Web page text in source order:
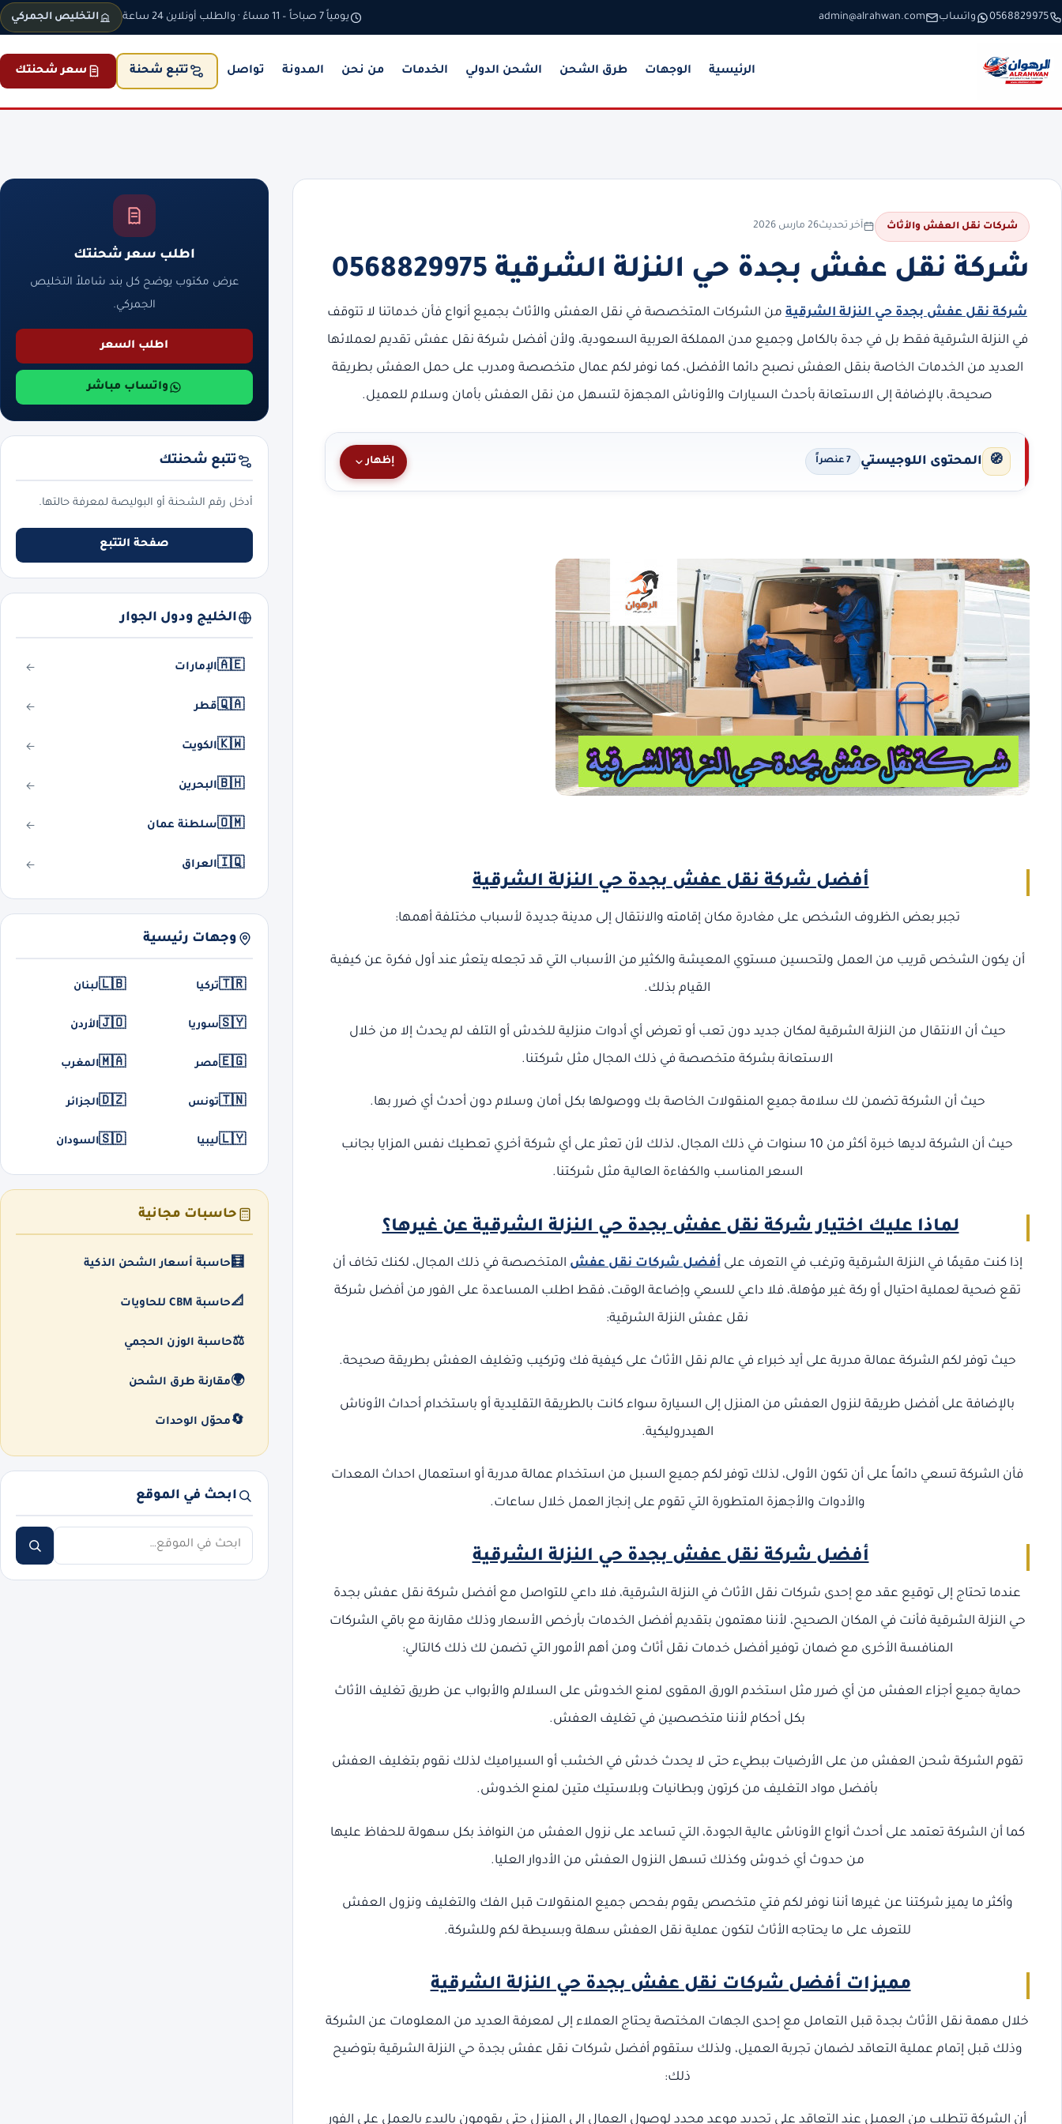
تخطَّ إلى المحتوى
0568829975 واتساب admin@alrahwan.com يومياً 7 صباحاً – 11 مساءً · والطلب أونلاين 24 ساعة التخليص الجمركي
الرئيسية الوجهات طرق الشحن الشحن الدولي الخدمات من نحن المدونة تواصل تتبع شحنة سعر شحنتك
شركات نقل العفش والأثاث آخر تحديث26 مارس 2026
شركة نقل عفش بجدة حي النزلة الشرقية 0568829975
شركة نقل عفش بجدة حي النزلة الشرقية من الشركات المتخصصة في نقل العفش والأثاث بجميع أنواع فأن خدماتنا لا تتوقف
في النزلة الشرقية فقط بل في جدة بالكامل وجميع مدن المملكة العربية السعودية، ولأن أفضل شركة نقل عفش تقديم لعملائها
العديد من الخدمات الخاصة بنقل العفش نصبح دائما الأفضل، كما نوفر لكم عمال متخصصة ومدرب على حمل العفش بطريقة
صحيحة، بالإضافة إلى الاستعانة بأحدث السيارات والأوناش المجهزة لتسهل من نقل العفش بأمان وسلام للعميل.
🧭 المحتوى اللوجيستي 7 عنصراً إظهار
أفضل شركة نقل عفش بجدة حي النزلة الشرقية
تجبر بعض الظروف الشخص على مغادرة مكان إقامته والانتقال إلى مدينة جديدة لأسباب مختلفة أهمها:
أن يكون الشخص قريب من العمل ولتحسين مستوي المعيشة والكثير من الأسباب التي قد تجعله يتعثر عند أول فكرة عن كيفية
القيام بذلك.
حيث أن الانتقال من النزلة الشرقية لمكان جديد دون تعب أو تعرض أي أدوات منزلية للخدش أو التلف لم يحدث إلا من خلال
الاستعانة بشركة متخصصة في ذلك المجال مثل شركتنا.
حيث أن الشركة تضمن لك سلامة جميع المنقولات الخاصة بك ووصولها بكل أمان وسلام دون أحدث أي ضرر بها.
حيث أن الشركة لديها خبرة أكثر من 10 سنوات في ذلك المجال، لذلك لأن تعثر على أي شركة أخري تعطيك نفس المزايا بجانب
السعر المناسب والكفاءة العالية مثل شركتنا.
لماذا عليك اختيار شركة نقل عفش بجدة حي النزلة الشرقية عن غيرها؟
إذا كنت مقيمًا في النزلة الشرقية وترغب في التعرف علىأفضل شركات نقل عفشالمتخصصة في ذلك المجال، لكنك تخاف أن
تقع ضحية لعملية احتيال أو ركة غير مؤهلة، فلا داعي للسعي وإضاعة الوقت، فقط اطلب المساعدة على الفور من أفضل شركة
نقل عفش النزلة الشرقية:
حيث توفر لكم الشركة عمالة مدربة على أيد خبراء في عالم نقل الأثاث على كيفية فك وتركيب وتغليف العفش بطريقة صحيحة.
بالإضافة على أفضل طريقة لنزول العفش من المنزل إلى السيارة سواء كانت بالطريقة التقليدية أو باستخدام أحداث الأوناش
الهيدروليكية.
فأن الشركة تسعي دائماً على أن تكون الأولى، لذلك توفر لكم جميع السبل من استخدام عمالة مدربة أو استعمال احداث المعدات
والأدوات والأجهزة المتطورة التي تقوم على إنجاز العمل خلال ساعات.
أفضل شركة نقل عفش بجدة حي النزلة الشرقية
عندما تحتاج إلى توقيع عقد مع إحدى شركات نقل الأثاث في النزلة الشرقية، فلا داعي للتواصل مع أفضل شركة نقل عفش بجدة
حي النزلة الشرقية فأنت في المكان الصحيح، لأننا مهتمون بتقديم أفضل الخدمات بأرخص الأسعار وذلك مقارنة مع باقي الشركات
المنافسة الأخرى مع ضمان توفير أفضل خدمات نقل أثاث ومن أهم الأمور التي تضمن لك ذلك كالتالي:
حماية جميع أجزاء العفش من أي ضرر مثل استخدم الورق المقوى لمنع الخدوش على السلالم والأبواب عن طريق تغليف الأثاث
بكل أحكام لأننا متخصصين في تغليف العفش.
تقوم الشركة شحن العفش من على الأرضيات ببطيء حتى لا يحدث خدش في الخشب أو السيراميك لذلك نقوم بتغليف العفش
بأفضل مواد التغليف من كرتون وبطانيات وبلاستيك متين لمنع الخدوش.
كما أن الشركة تعتمد على أحدث أنواع الأوناش عالية الجودة، التي تساعد على نزول العفش من النوافذ بكل سهولة للحفاظ عليها
من حدوث أي خدوش وكذلك تسهل النزول العفش من الأدوار العليا.
وأكثر ما يميز شركتنا عن غيرها أننا نوفر لكم فتي متخصص يقوم بفحص جميع المنقولات قبل الفك والتغليف ونزول العفش
للتعرف على ما يحتاجه الأثاث لتكون عملية نقل العفش سهلة وبسيطة لكم وللشركة.
مميزات أفضل شركات نقل عفش بجدة حي النزلة الشرقية
خلال مهمة نقل الأثاث بجدة قبل التعامل مع إحدى الجهات المختصة يحتاج العملاء إلى لمعرفة العديد من المعلومات عن الشركة
وذلك قبل إتمام عملية التعاقد لضمان تجربة العميل، ولذلك ستقوم أفضل شركات نقل عفش بجدة حي النزلة الشرقية بتوضيح
ذلك:
أن الشركة تتطلب من العميل عند التعاقد على تحديد موعد محدد لوصول العمال إلى المنزل حتى يقومون بالبدء بالعمل على الفور
اطلب سعر شحنتك
عرض مكتوب يوضح كل بند شاملاً التخليص
الجمركي.
اطلب السعر
واتساب مباشر
تتبع شحنتك
أدخل رقم الشحنة أو البوليصة لمعرفة حالتها.
صفحة التتبع
الخليج ودول الجوار
🇦🇪الإمارات
🇶🇦قطر
🇰🇼الكويت
🇧🇭البحرين
🇴🇲سلطنة عمان
🇮🇶العراق
وجهات رئيسية
🇹🇷تركيا 🇱🇧لبنان
🇸🇾سوريا 🇯🇴الأردن
🇪🇬مصر 🇲🇦المغرب
🇹🇳تونس 🇩🇿الجزائر
🇱🇾ليبيا 🇸🇩السودان
حاسبات مجانية
🧮 حاسبة أسعار الشحن الذكية
📐حاسبة CBM للحاويات
⚖️حاسبة الوزن الحجمي
🌍مقارنة طرق الشحن
🔄 محوّل الوحدات
ابحث في الموقع
ابحث